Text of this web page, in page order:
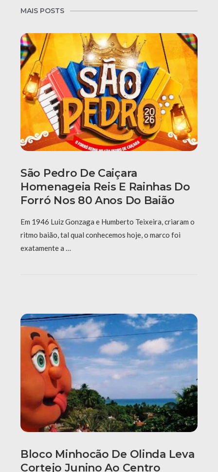
MAIS POSTS
São Pedro De Caiçara
Homenageia Reis E Rainhas Do
Forró Nos 80 Anos Do Baião
Em 1946 Luiz Gonzaga e Humberto Teixeira, criaram o
ritmo baião, tal qual conhecemos hoje, o marco foi
exatamente a …
Bloco Minhocão De Olinda Leva
Cortejo Junino Ao Centro